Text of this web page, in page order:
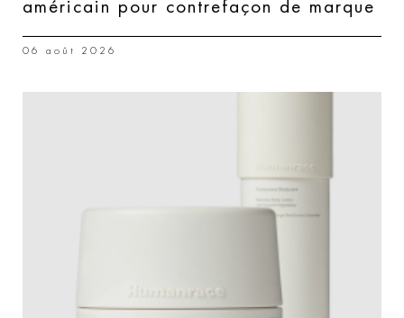
américain pour contrefaçon de marque
06 août 2026